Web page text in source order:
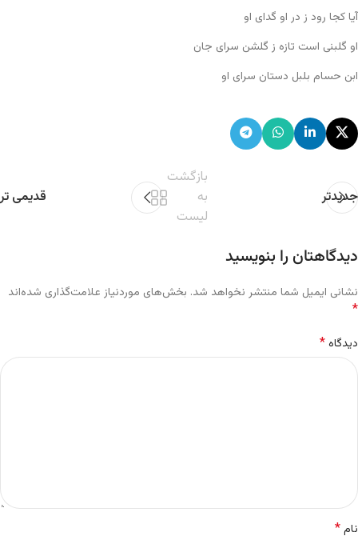
آیا کجا رود ز در او گدای او
او گلبنی است تازه ز گلشن سرای جان
ابن حسام بلبل دستان سرای او
جدیدتر
بازگشت
به
لیست
قدیمی تر
دیدگاهتان را بنویسید
نشانی ایمیل شما منتشر نخواهد شد. بخش‌های موردنیاز علامت‌گذاری شده‌اند
*
دیدگاه*
نام*